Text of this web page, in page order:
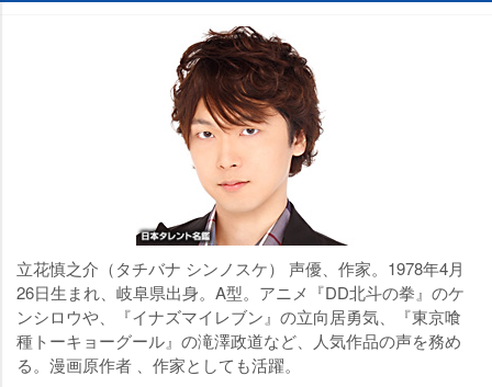
立花慎之介（タチバナ シンノスケ） 声優、作家。1978年4月
26日生まれ、岐阜県出身。A型。アニメ『DD北斗の拳』のケ
ンシロウや、『イナズマイレブン』の立向居勇気、『東京喰
種トーキョーグール』の滝澤政道など、人気作品の声を務め
る。漫画原作者 、作家としても活躍。